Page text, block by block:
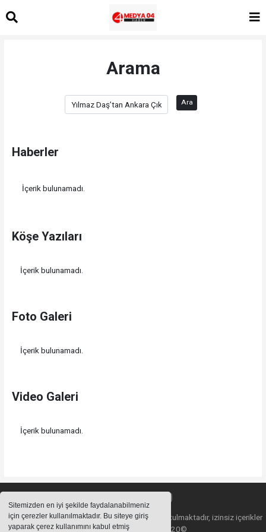
Sitemizden en iyi şekilde faydalanabilmeniz
için çerezler kullanılmaktadır. Bu siteye giriş
yaparak çerez kullanımını kabul etmiş
Arama
Ara
Haberler
İçerik bulunamadı.
Köşe Yazıları
İçerik bulunamadı.
Foto Galeri
İçerik bulunamadı.
Video Galeri
İçerik bulunamadı.
Sitemizde bulunan içeriklerin tüm hakları saklı tutulmaktadır, izinsiz içerikler
kullanılamaz. Copyright 2020©